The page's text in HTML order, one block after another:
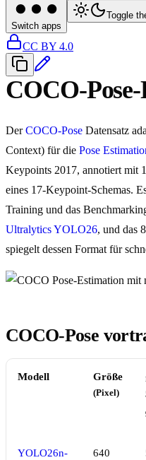
Switch apps
Toggle
CC BY 4.0
COCO-
DerCOCO-Pose Datensatz
Context) für die Pose
Keypoints 2017, annotiert mit
eines 17-Keypoint-Schemas.
Training und das
Ultralytics YOLO26, und das
spiegelt dessen Format für
COCO-Pose
Modell Größe
(Pixel)
YOLO26n-
640